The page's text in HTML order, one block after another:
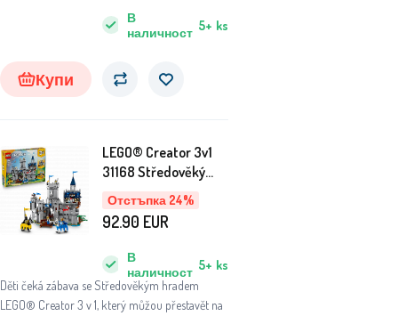
В
наличност 5+ ks
Купи
Отстъпка 24%
LEGO® Creator 3v1
31168 Středověký
hrad a rytíři na koních
Děti čeká zábava se Středověkým hradem
LEGO® Creator 3 v 1, který můžou přestavět na
В
наличност 5+ ks
92.90 EUR